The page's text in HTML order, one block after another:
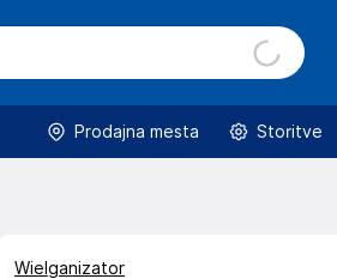
Prodajna mesta Storitve
Wielganizator